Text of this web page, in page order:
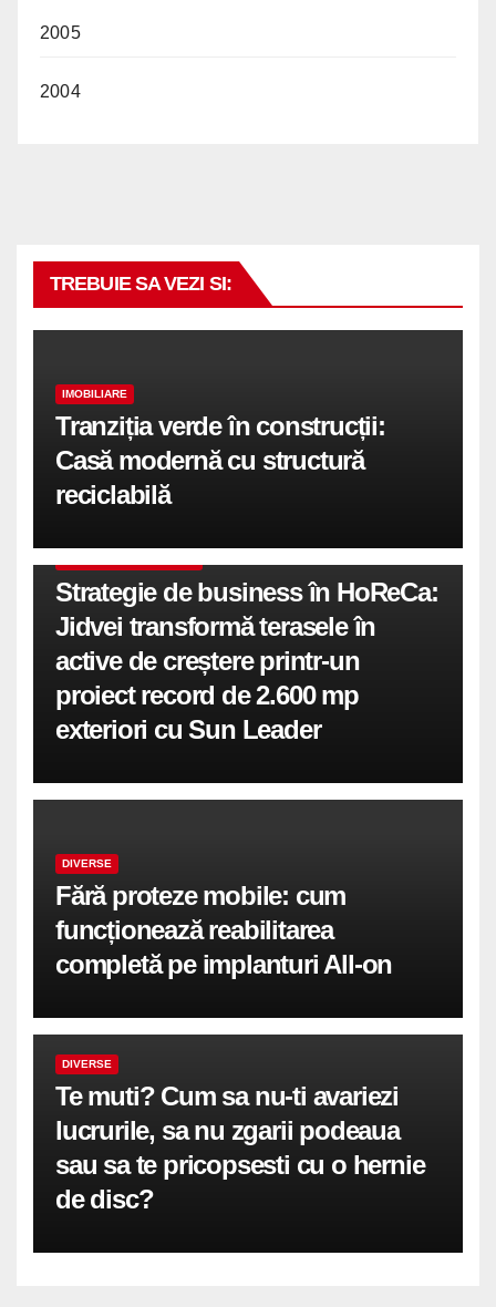
2005
2004
TREBUIE SA VEZI SI:
IMOBILIARE
Tranziția verde în construcții:
Casă modernă cu structură
reciclabilă
Strategie de business în HoReCa:
Jidvei transformă terasele în
active de creștere printr-un
proiect record de 2.600 mp
exteriori cu Sun Leader
DIVERSE
Fără proteze mobile: cum
funcționează reabilitarea
completă pe implanturi All-on
DIVERSE
Te muti? Cum sa nu-ti avariezi
lucrurile, sa nu zgarii podeaua
sau sa te pricopsesti cu o hernie
de disc?